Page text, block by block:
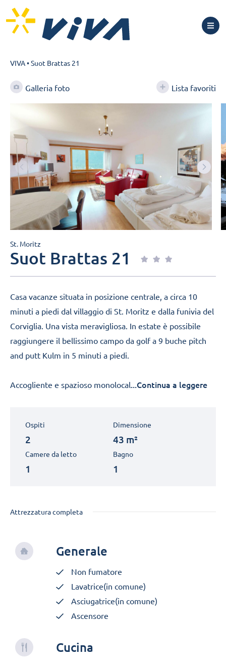
VIVA•Suot Brattas 21
Galleria foto Lista favoriti
St. Moritz
Suot Brattas 21
Casa vacanze situata in posizione centrale, a circa 10
minuti a piedi dal villaggio di St. Moritz e dalla funivia del
Corviglia. Una vista meravigliosa. In estate è possibile
raggiungere il bellissimo campo da golf a 9 buche pitch
and putt Kulm in 5 minuti a piedi.
Accogliente e spazioso monolocal...Continua a leggere
Ospiti
2
Dimensione
43 m²
Camere da letto
1
Bagno
1
Attrezzatura completa
Generale
Non fumatore
Lavatrice(in comune)
Asciugatrice(in comune)
Ascensore
Cucina